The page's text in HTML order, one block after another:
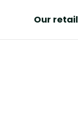
Our